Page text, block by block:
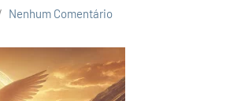
Nenhum Comentário